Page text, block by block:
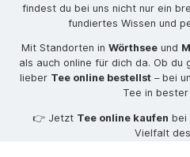
findest du bei uns nicht nur ein
fundiertes Wissen und
Mit Standorten in Wörthsee und
als auch online für dich da. Ob du
lieber Tee online bestellst– bei
Tee in
👉 Jetzt Tee online kaufen bei
Vielfalt